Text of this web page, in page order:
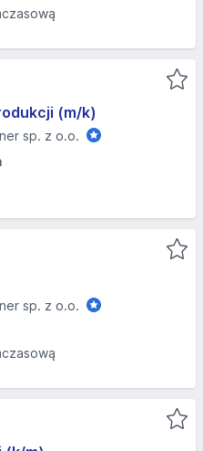
(m/k)
sp. z o.o.
sp. z o.o.